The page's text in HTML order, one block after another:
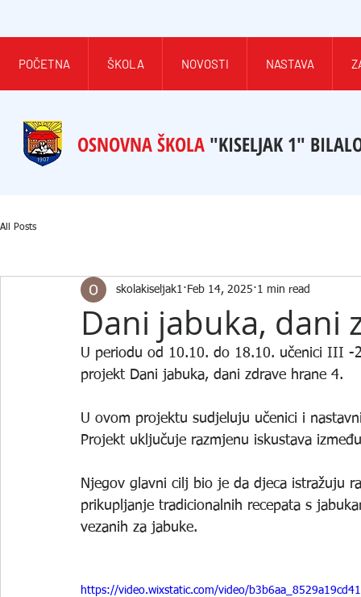
POČETNA ŠKOLA NOVOSTI NASTAVA
OSNOVNA ŠKOLA "KISELJAK 1"
All Posts
Dani jabuka, dani
skolakiseljak1 Feb 14, 2025 1 min read
U periodu od 10.10. do 18.10. učenici III -
projekt Dani jabuka, dani zdrave hrane 4.
U ovom projektu sudjeluju učenici i
Projekt uključuje razmjenu iskustava
Njegov glavni cilj bio je da djeca istražuju
prikupljanje tradicionalnih recepata s
vezanih za jabuke.
https://video.wixstatic.com/video/